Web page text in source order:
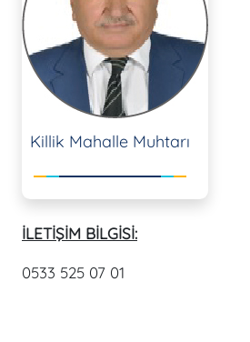
Killik Mahalle Muhtarı
İLETİŞİM BİLGİSİ:
0533 525 07 01